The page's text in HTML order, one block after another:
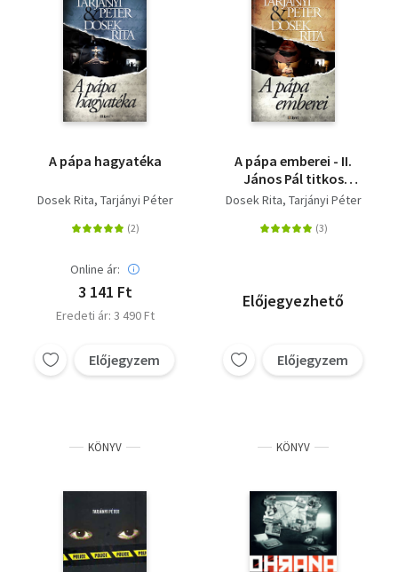
A pápa hagyatéka
Dosek Rita Tarjányi Péter
Online ár:
3 141 Ft
Eredeti ár: 3 490 Ft
Előjegyzem
A pápa emberei - II.
János Pál titkos
háborúja
Dosek Rita Tarjányi Péter
Előjegyezhető
Előjegyzem
KÖNYV KÖNYV